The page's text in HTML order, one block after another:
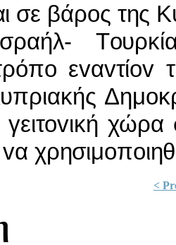
σε βάρoς της
χώρα
<